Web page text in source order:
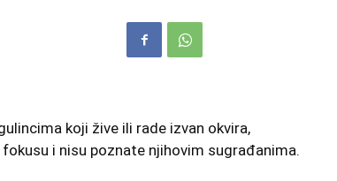
koji žive ili rade izvan okvira,
i nisu poznate njihovim sugrađanima.